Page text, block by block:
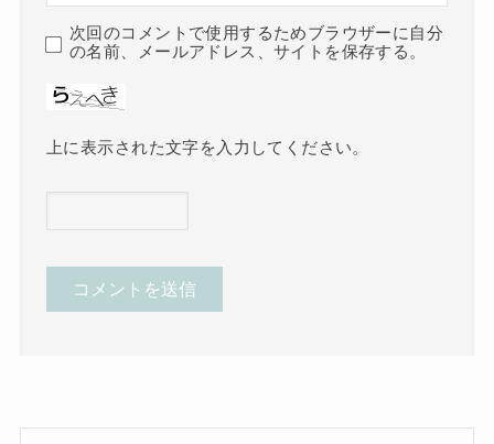
次回のコメントで使用するためブラウザーに自分
の名前、メールアドレス、サイトを保存する。
上に表示された文字を入力してください。